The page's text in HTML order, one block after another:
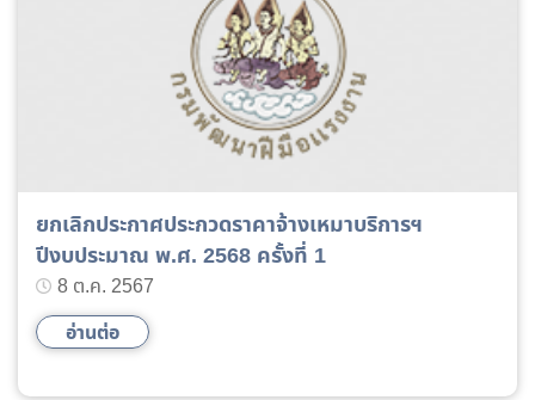
ยกเลิกประกาศประกวดราคาจ้างเหมาบริการฯ
ปีงบประมาณ พ.ศ. 2568 ครั้งที่ 1
8 ต.ค. 2567
อ่านต่อ